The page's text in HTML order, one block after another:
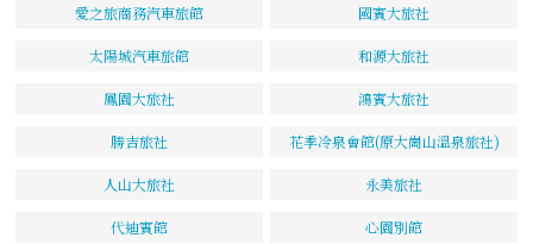
愛之旅商務汽車旅館 國賓大旅社
太陽城汽車旅館 和源大旅社
鳳園大旅社 鴻賓大旅社
勝吉旅社 花季冷泉會館(原大崗山溫泉旅社)
人山大旅社 永美旅社
代迪賓館 心園別館